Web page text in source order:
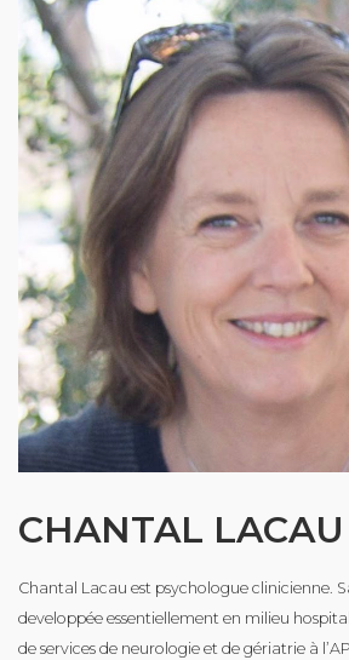
CHANTAL LACAU
Chantal Lacau est psychologue clinicienne.
developpée essentiellement en milieu
de services de neurologie et de gériatrie à